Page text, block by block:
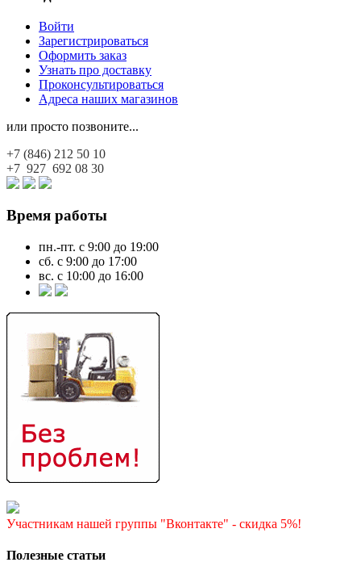
Войти
Зарегистрироваться
Оформить заказ
Узнать про доставку
Проконсультироваться
Адреса наших магазинов
или просто позвоните...
+7 (846) 212 50 10
+7 927 692 08 30
Время работы
пн.-пт. с 9:00 до 19:00
сб. с 9:00 до 17:00
вс. с 10:00 до 16:00
Участникам нашей группы "Вконтакте" - скидка 5%!
Полезные статьи